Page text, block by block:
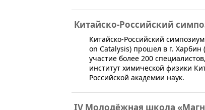
Китайско-Российский
​Китайско-Российский
on Catalysis) прошел в г.
участие более 200
институт химической физики
Российской академии наук.
IV Молодёжная школа